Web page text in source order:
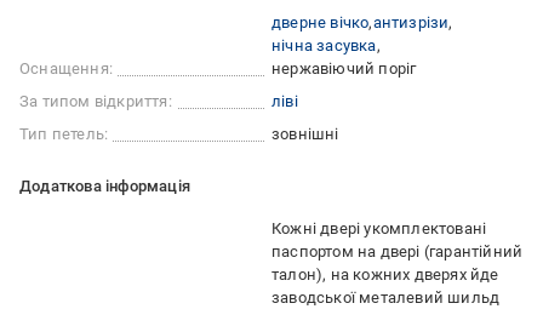
Оснащення:
дверне вічко антизрізи
нічна засувка
нержавіючий поріг
За типом відкриття:
ліві
Тип петель:
зовнішні
Додаткова інформація
Кожні двері укомплектовані
паспортом на двері (гарантійний
талон), на кожних дверях йде
заводської металевий шильд